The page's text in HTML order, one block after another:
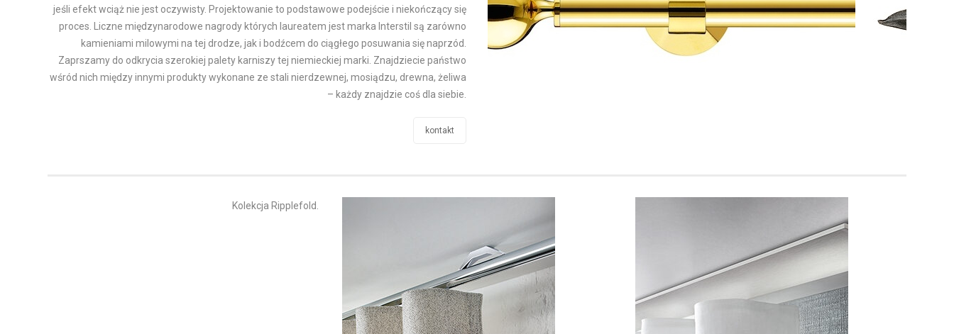
jeśli efekt wciąż nie jest oczywisty. Projektowanie to podstawowe podejście i niekończący się
proces. Liczne międzynarodowe nagrody których laureatem jest marka Interstil są zarówno
kamieniami milowymi na tej drodze, jak i bodźcem do ciągłego posuwania się naprzód.
Zaprszamy do odkrycia szerokiej palety karniszy tej niemieckiej marki. Znajdziecie państwo
wśród nich między innymi produkty wykonane ze stali nierdzewnej, mosiądzu, drewna, żeliwa
– każdy znajdzie coś dla siebie.
kontakt
Kolekcja Ripplefold.